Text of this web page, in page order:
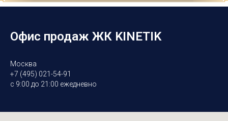
Офис продаж ЖК KINETIK
Москва
+7 (495) 021-54-91
с 9:00 до 21:00 ежедневно